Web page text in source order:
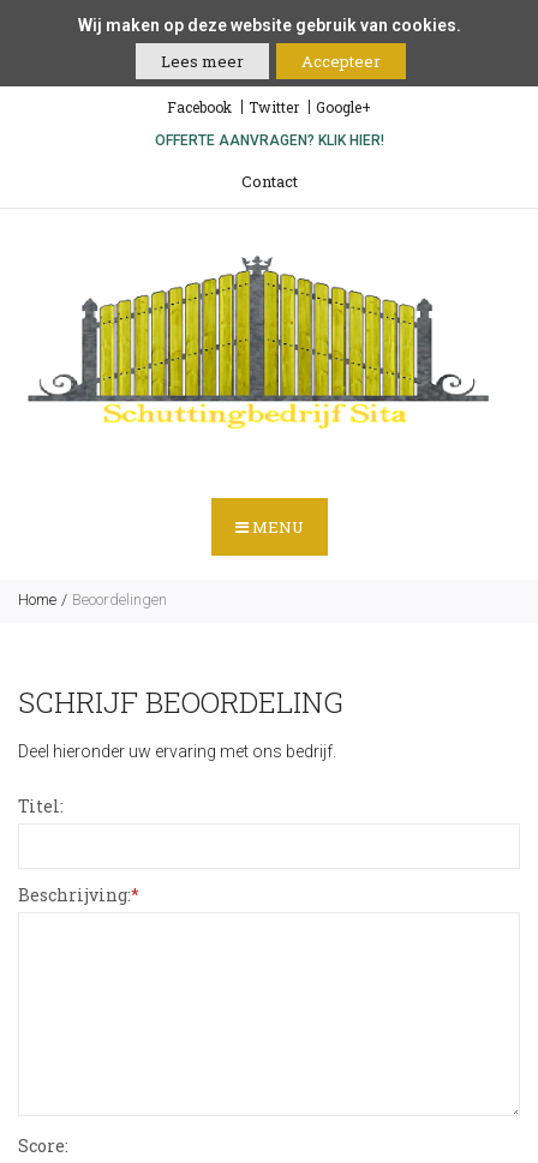
Wij maken op deze website gebruik van cookies.
Lees meer Accepteer
Facebook Twitter Google+
OFFERTE AANVRAGEN? KLIK HIER!
Contact
MENU
Home Beoordelingen
SCHRIJF BEOORDELING
Deel hieronder uw ervaring met ons bedrijf.
Titel:
Beschrijving:*
Score: